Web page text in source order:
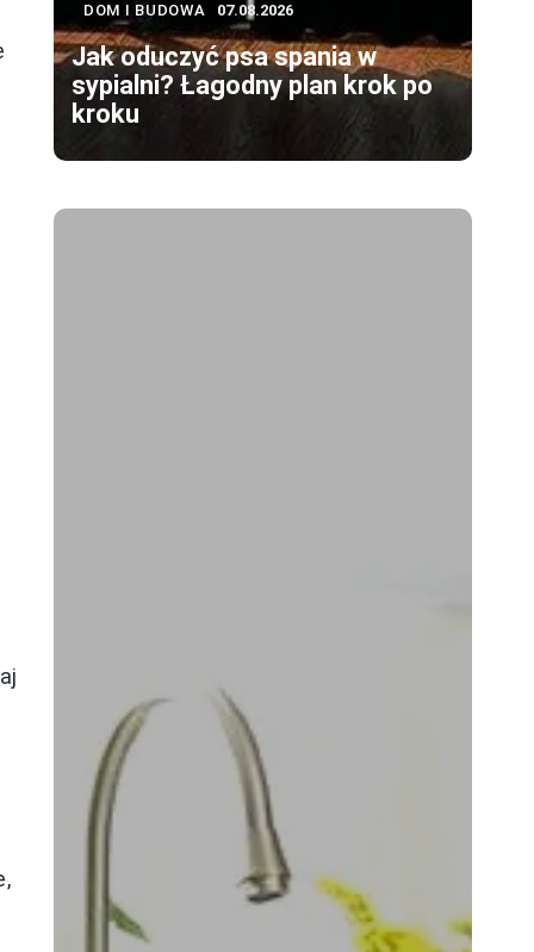
DOM I BUDOWA 07.08.2026
Jak oduczyć psa spania w
sypialni? Łagodny plan krok po
kroku